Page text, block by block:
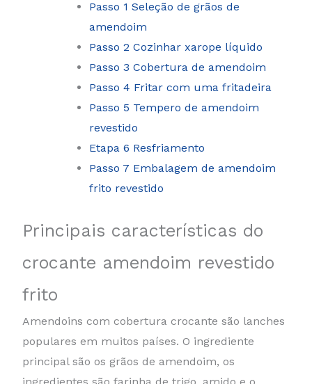
Passo 1 Seleção de grãos de
amendoim
Passo 2 Cozinhar xarope líquido
Passo 3 Cobertura de amendoim
Passo 4 Fritar com uma fritadeira
Passo 5 Tempero de amendoim
revestido
Etapa 6 Resfriamento
Passo 7 Embalagem de amendoim
frito revestido
Principais características do
crocante amendoim revestido
frito
Amendoins com cobertura crocante são lanches
populares em muitos países. O ingrediente
principal são os grãos de amendoim, os